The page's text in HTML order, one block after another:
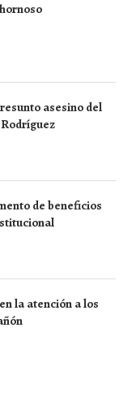
asesino del
de beneficios
la atención a los